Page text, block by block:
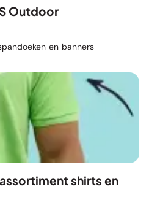
Outdoor
en banners
shirts en